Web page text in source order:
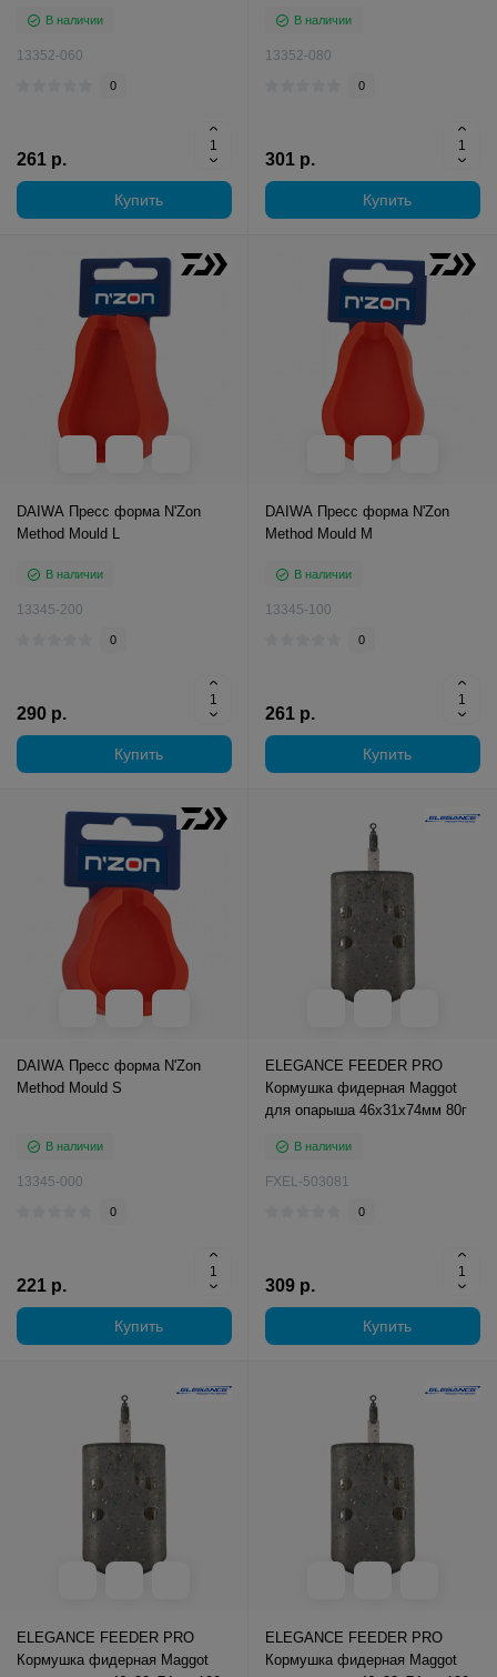
В наличии
13352-060
0
261 р.
Купить
В наличии
13352-080
0
301 р.
Купить
DAIWA Пресс форма N'Zon
Method Mould L
В наличии
13345-200
0
290 р.
Купить
DAIWA Пресс форма N'Zon
Method Mould M
В наличии
13345-100
0
261 р.
Купить
DAIWA Пресс форма N'Zon
Method Mould S
В наличии
13345-000
0
221 р.
Купить
ELEGANCE FEEDER PRO
Кормушка фидерная Maggot
для опарыша 46х31х74мм 80г
В наличии
FXEL-503081
0
309 р.
Купить
ELEGANCE FEEDER PRO
Кормушка фидерная Maggot
ELEGANCE FEEDER PRO
Кормушка фидерная Maggot